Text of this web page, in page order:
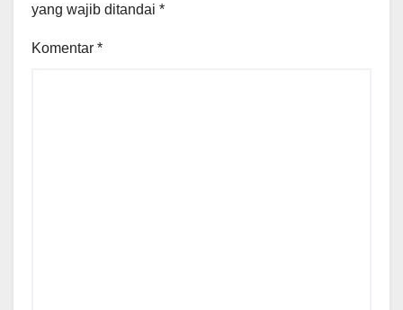
yang wajib ditandai *
Komentar *